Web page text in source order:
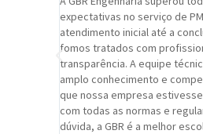
expectativas no serviço de
atendimento inicial até a
fomos tratados com
transparência. A equipe
amplo conhecimento e
que nossa empresa
com todas as normas e
dúvida, a GBR é a melhor